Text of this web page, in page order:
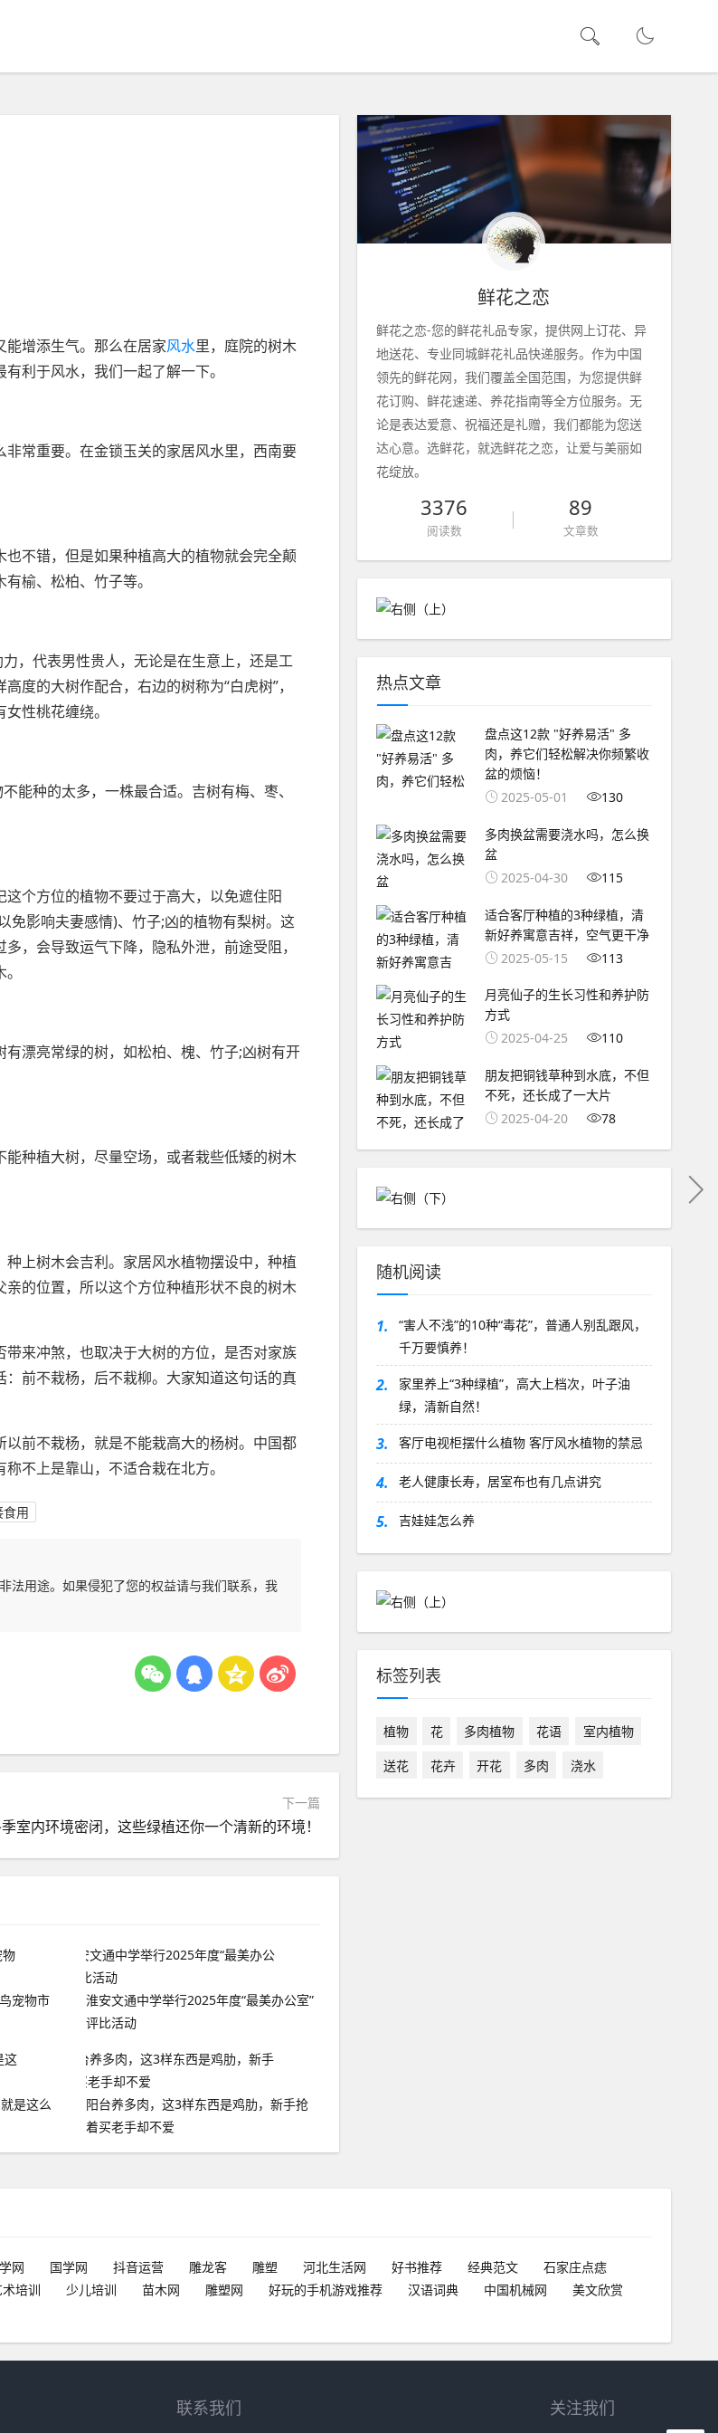
能增添生气。那么在居家风水里，庭院的树木
利于风水，我们一起了解一下。
常重要。在金锁玉关的家居风水里，西南要
不错，但是如果种植高大的植物就会完全颠
榆、松柏、竹子等。
，代表男性贵人，无论是在生意上，还是工
度的大树作配合，右边的树称为“白虎树”，
性桃花缠绕。
能种的太多，一株最合适。吉树有梅、枣、
个方位的植物不要过于高大，以免遮住阳
免影响夫妻感情)、竹子;凶的植物有梨树。这
，会导致运气下降，隐私外泄，前途受阻，
漂亮常绿的树，如松柏、槐、竹子;凶树有开
种植大树，尽量空场，或者栽些低矮的树木
上树木会吉利。家居风水植物摆设中，种植
的位置，所以这个方位种植形状不良的树木
来冲煞，也取决于大树的方位，是否对家族
前不栽杨，后不栽柳。大家知道这句话的真
前不栽杨，就是不能栽高大的杨树。中国都
不上是靠山，不适合栽在北方。
用
法用途。如果侵犯了您的权益请与我们联系，我
下一篇
室内环境密闭，这些绿植还你一个清新的环境！
宠物市
淮安文通中学举行2025年度“最美办公室”
评比活动
是这么
阳台养多肉，这3样东西是鸡肋，新手抢
着买老手却不爱
鲜花之恋
鲜花之恋-您的鲜花礼品专家，提供网上订花、异
地送花、专业同城鲜花礼品快递服务。作为中国
领先的鲜花网，我们覆盖全国范围，为您提供鲜
花订购、鲜花速递、养花指南等全方位服务。无
论是表达爱意、祝福还是礼赠，我们都能为您送
达心意。选鲜花，就选鲜花之恋，让爱与美丽如
花绽放。
3376
阅读数
89
文章数
热点文章
盘点这12款 "好养易活" 多
肉，养它们轻松解决你频繁收
盆的烦恼！
2025-05-01
130
多肉换盆需要浇水吗，怎么换
盆
2025-04-30
115
适合客厅种植的3种绿植，清
新好养寓意吉祥，空气更干净
2025-05-15
113
月亮仙子的生长习性和养护防
方式
2025-04-25
110
朋友把铜钱草种到水底，不但
不死，还长成了一大片
2025-04-20
78
随机阅读
1.
“害人不浅”的10种“毒花”，普通人别乱跟风，
千万要慎养！
2.
家里养上“3种绿植”，高大上档次，叶子油
绿，清新自然！
3. 客厅电视柜摆什么植物 客厅风水植物的禁忌
4. 老人健康长寿，居室布也有几点讲究
5. 吉娃娃怎么养
标签列表
植物 花 多肉植物 花语
室内植物
送花
花卉 开花 多肉 浇水
网 国学网 抖音运营 雕龙客 雕塑 河北生活网 好书推荐 经典范文
石家庄点痣
培训 少儿培训 苗木网 雕塑网 好玩的手机游戏推荐 汉语词典 中国机械网
美文欣赏
联系我们 关注我们